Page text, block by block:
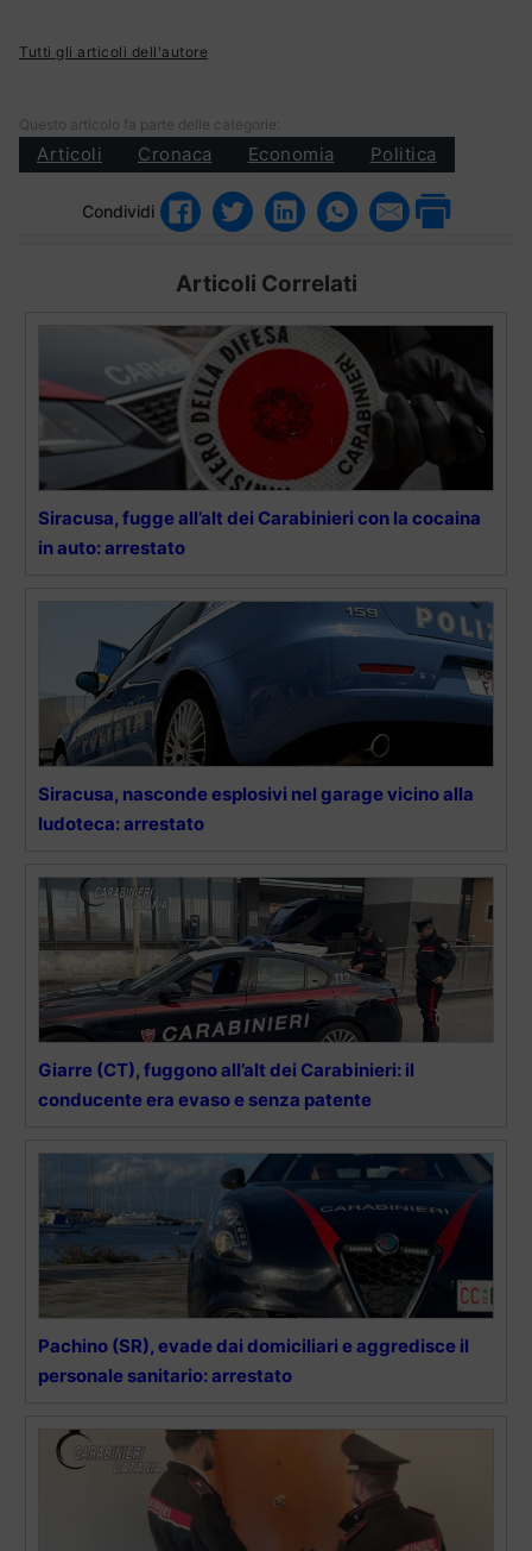
Tutti gli articoli dell'autore
Questo articolo fa parte delle categorie:
Articoli Cronaca Economia Politica
Condividi
Articoli Correlati
Siracusa, fugge all’alt dei Carabinieri con la cocaina
in auto: arrestato
Siracusa, nasconde esplosivi nel garage vicino alla
ludoteca: arrestato
Giarre (CT), fuggono all’alt dei Carabinieri: il
conducente era evaso e senza patente
Pachino (SR), evade dai domiciliari e aggredisce il
personale sanitario: arrestato